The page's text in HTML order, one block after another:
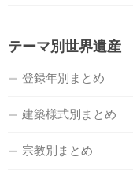
テーマ別世界遺産
登録年別まとめ
建築様式別まとめ
宗教別まとめ